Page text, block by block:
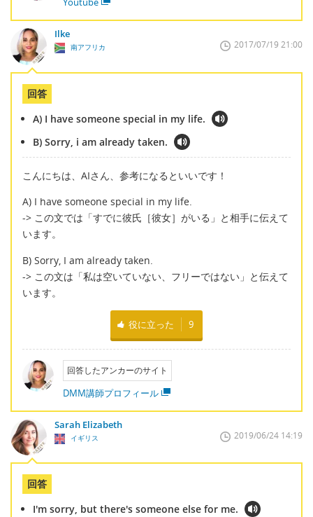
Ilke
南アフリカ 2017/07/19 21:00
回答
A) I have someone special in my life.
B) Sorry, i am already taken.
こんにちは、AIさん、参考になるといいです！
A) I have someone special in my life.
-> この文では「すでに彼氏［彼女］がいる」と相手に伝えて
います。
B) Sorry, I am already taken.
-> この文は「私は空いていない、フリーではない」と伝えて
います。
役に立った 9
回答したアンカーのサイト
DMM講師プロフィール
Sarah Elizabeth
イギリス 2019/06/24 14:19
回答
I'm sorry, but there's someone else for me.